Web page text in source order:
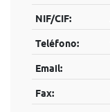
NIF/CIF:
Teléfono:
Email:
Fax: